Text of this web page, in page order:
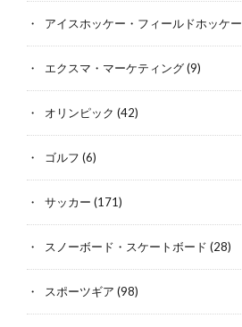
アイスホッケー・フィールドホッケー
エクスマ・マーケティング(9)
オリンピック (42)
ゴルフ (6)
サッカー (171)
スノーボード・スケートボード (28)
スポーツギア (98)